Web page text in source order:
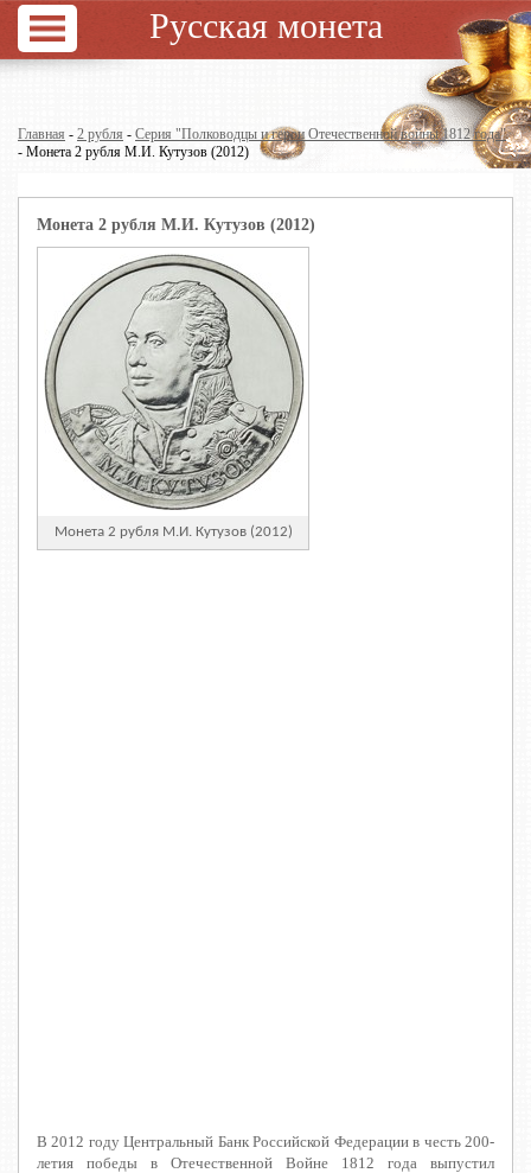
Русская монета
Главная - 2 рубля - Серия "Полководцы и герои Отечественной войны 1812 года"
- Монета 2 рубля М.И. Кутузов (2012)
Монета 2 рубля М.И. Кутузов (2012)
Монета 2 рубля М.И. Кутузов (2012)
В 2012 году Центральный Банк Российской Федерации в честь 200-
летия победы в Отечественной Войне 1812 года выпустил